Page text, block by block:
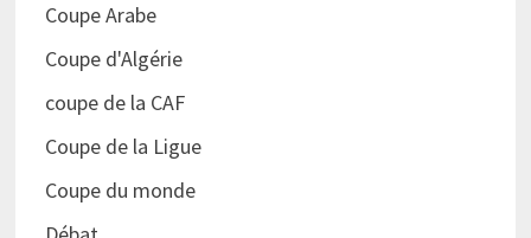
Coupe Arabe
Coupe d'Algérie
coupe de la CAF
Coupe de la Ligue
Coupe du monde